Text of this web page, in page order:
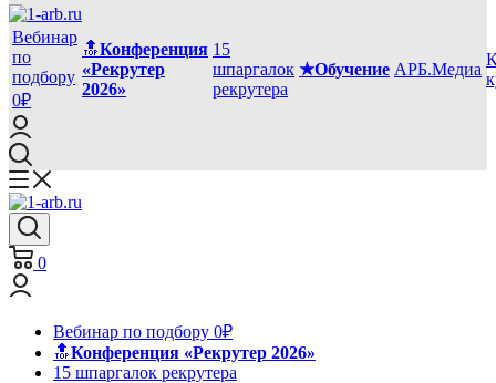
Вебинар
по
подбору
0₽
🔝Конференция
«Рекрутер
2026»
15
шпаргалок
рекрутера
★Обучение АРБ.Медиа
0
Вебинар по подбору 0₽
🔝Конференция «Рекрутер 2026»
15 шпаргалок рекрутера